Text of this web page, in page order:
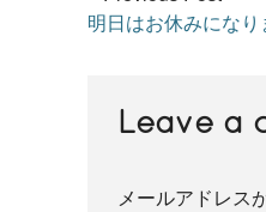
明日はお休みになり
Leave a
メールアドレス